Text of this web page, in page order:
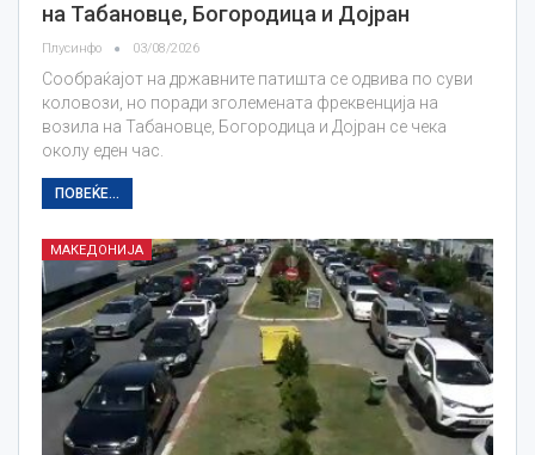
на Табановце, Богородица и Дојран
Плусинфо 03/08/2026
Сообраќајот на државните патишта се одвива по суви
коловози, но поради зголемената фреквенција на
возила на Табановце, Богородица и Дојран се чека
околу еден час.
ПОВЕЌЕ...
МАКЕДОНИЈА